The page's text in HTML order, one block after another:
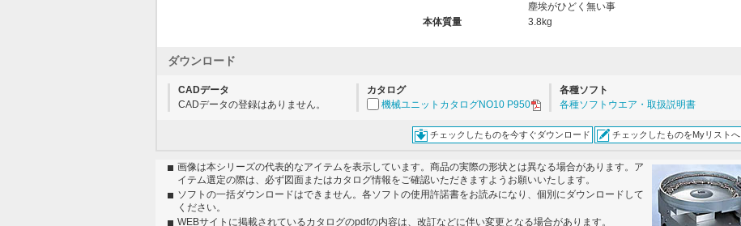
塵埃がひどく無い事
本体質量
3.8kg
ダウンロード
CADデータ
CADデータの登録はありません。
カタログ
機械ユニットカタログNO10 P950
各種ソフト
各種ソフトウエア・取扱説明書
チェックしたものを今すぐダウンロード チェックしたものをMyリストへ
画像は本シリーズの代表的なアイテムを表示しています。商品の実際の形状とは異なる場合があります。ア
イテム選定の際は、必ず図面またはカタログ情報をご確認いただきますようお願いいたします。
ソフトの一括ダウンロードはできません。各ソフトの使用許諾書をお読みになり、個別にダウンロードして
ください。
WEBサイトに掲載されているカタログのpdfの内容は、改訂などに伴い変更となる場合があります。